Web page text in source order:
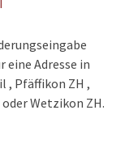
eine Adresse in
, Pfäffikon ZH ,
Wetzikon ZH.